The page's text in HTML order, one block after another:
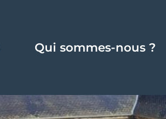
Qui sommes-nous ?